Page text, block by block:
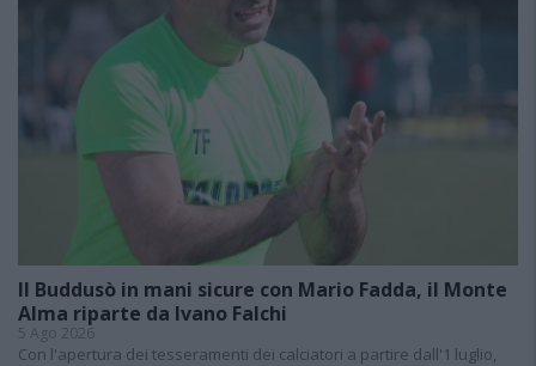
Il Buddusò in mani sicure con Mario Fadda, il Monte
Alma riparte da Ivano Falchi
5 Ago 2026
Con l'apertura dei tesseramenti dei calciatori a partire dall'1 luglio,